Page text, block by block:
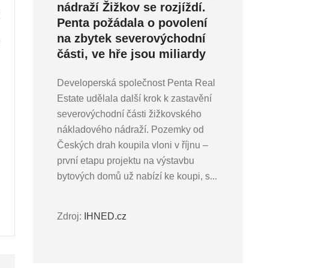
nádraží Žižkov se rozjíždí.
Penta požádala o povolení
na zbytek severovýchodní
části, ve hře jsou miliardy
Developerská společnost Penta Real
Estate udělala další krok k zastavění
severovýchodní části žižkovského
nákladového nádraží. Pozemky od
Českých drah koupila vloni v říjnu –
první etapu projektu na výstavbu
bytových domů už nabízí ke koupi, s...
Zdroj: IHNED.cz